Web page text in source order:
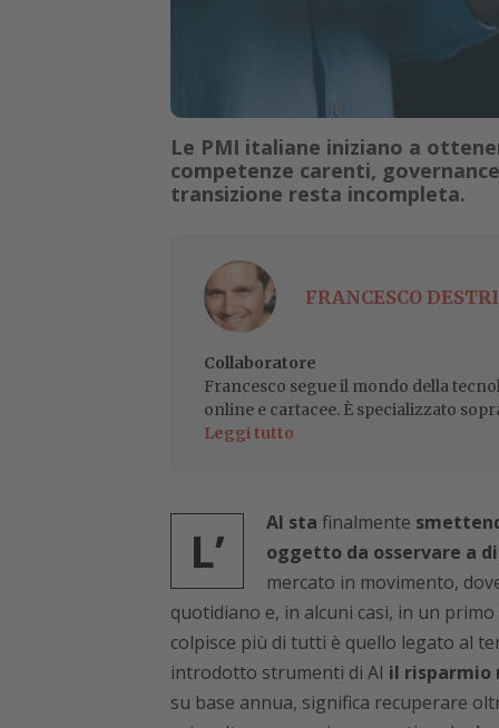
Le PMI italiane iniziano a
competenze carenti,
transizione resta incompleta.
FRANCESCO DESTRI
Collaboratore
Francesco segue il mondo della
online e cartacee. È specializzato
Leggi tutto
L’ AI sta finalmente
oggetto da osservare a
mercato in movimento,
quotidiano e, in alcuni casi, in un
colpisce più di tutti è quello legato al
introdotto strumenti di AI il risparmio
su base annua, significa recuperare